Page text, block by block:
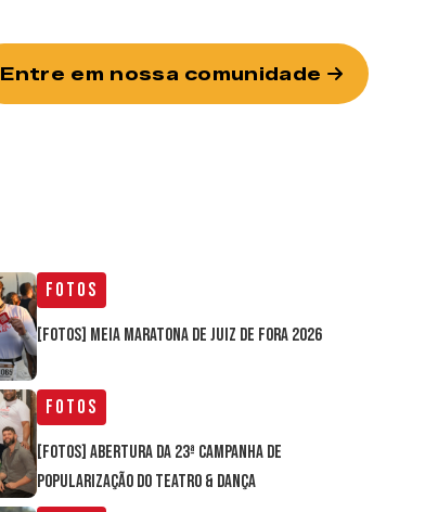
Entre em nossa comunidade
Fotos
[FOTOS] Meia Maratona de Juiz de Fora 2026
Fotos
[FOTOS] Abertura da 23ª Campanha de
Popularização do Teatro & Dança